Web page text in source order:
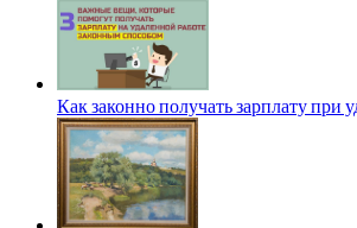
Как законно получать зарплату при